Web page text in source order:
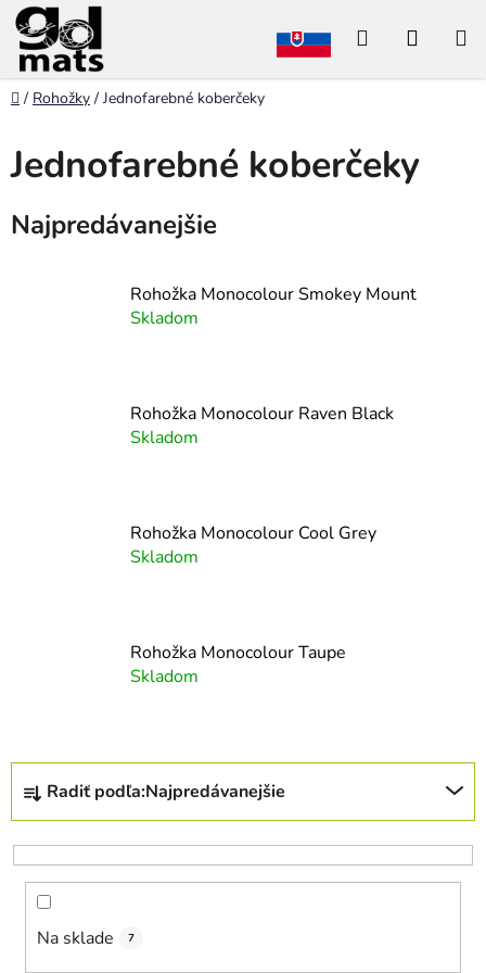
Prejsť
na
obsah
Hľadať
Domov
/ Rohožky / Jednofarebné koberčeky
Jednofarebné koberčeky
Najpredávanejšie
Rohožka Monocolour Smokey Mount
Skladom
Rohožka Monocolour Raven Black
Skladom
Rohožka Monocolour Cool Grey
Skladom
Rohožka Monocolour Taupe
Skladom
R
d
e
Radiť podľa:Najpredávanejšie
Na sklade 7